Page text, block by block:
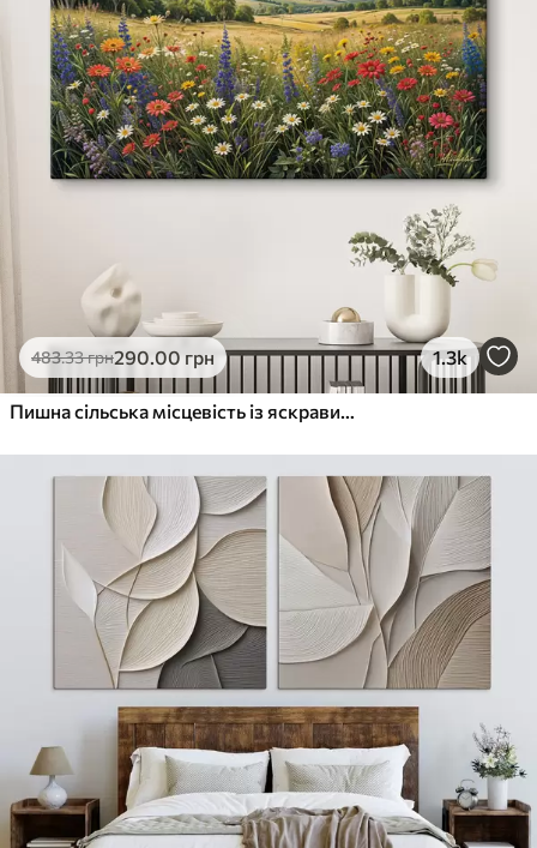
483.33грн290.00 грн 1.3k
Пишна сільська місцевість із яскравим лугом диких квітів, наповненим різнокольоровими квітами під хмарним небом